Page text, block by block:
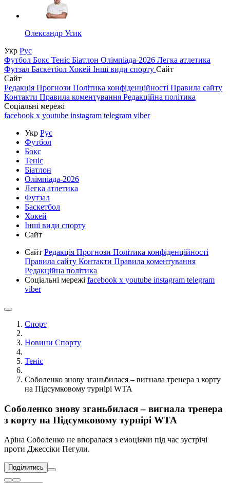
Олександр Усик
Укр Рус
Футбол Бокс Теніс Біатлон Олімпіада-2026 Легка атлетика
Футзал Баскетбол Хокей Інші види спорту Сайт
Сайт
Редакція Прогнози Політика конфіденційності Правила сайту
Контакти Правила коментування Редакційна політика
Соціальні мережі
facebook x youtube instagram telegram viber
Укр Рус
Футбол
Бокс
Теніс
Біатлон
Олімпіада-2026
Легка атлетика
Футзал
Баскетбол
Хокей
Інші види спорту
Сайт
Сайт Редакція Прогнози Політика конфіденційності
Правила сайту Контакти Правила коментування
Редакційна політика
Соціальні мережі facebook x youtube instagram telegram
viber
Спорт
Новини Спорту
Теніс
Соболенко знову зганьбилася – вигнала тренера з корту
на Підсумковому турнірі WTA
Соболенко знову зганьбилася – вигнала тренера
з корту на Підсумковому турнірі WTA
Аріна Соболенко не впоралася з емоціями під час зустрічі
проти Джессіки Пегули.
Поділитись